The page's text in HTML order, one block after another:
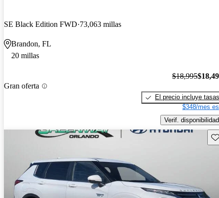
SE Black Edition FWD 73,063 millas
Brandon, FL
20 millas
Gran oferta
$18,995
El precio incluye tasas
$348/mes
Verif. disponibilidad